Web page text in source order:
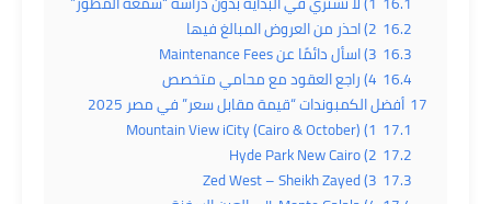
16.2 2) احذر من العروض المبالغ فيها
16.3 3) اسأل دائمًا عن Maintenance Fees
16.4 4) راجع العقود مع محامي متخصص
17 أفضل الكمبوندات “قيمة مقابل سعر” في مصر 2025
17.1
1) Mountain View iCity (Cairo & October)
17.2
2) Hyde Park New Cairo
17.3
3) Zed West – Sheikh Zayed